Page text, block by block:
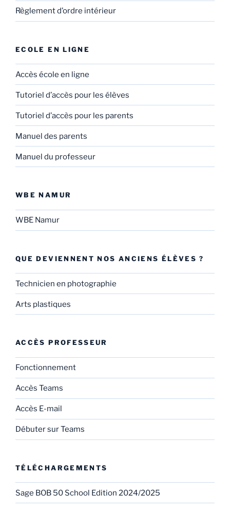
Règlement d’ordre intérieur
ECOLE EN LIGNE
Accès école en ligne
Tutoriel d’accès pour les élèves
Tutoriel d’accès pour les parents
Manuel des parents
Manuel du professeur
WBE NAMUR
WBE Namur
QUE DEVIENNENT NOS ANCIENS ÉLÈVES ?
Technicien en photographie
Arts plastiques
ACCÈS PROFESSEUR
Fonctionnement
Accès Teams
Accès E-mail
Débuter sur Teams
TÉLÉCHARGEMENTS
Sage BOB 50 School Edition 2024/2025